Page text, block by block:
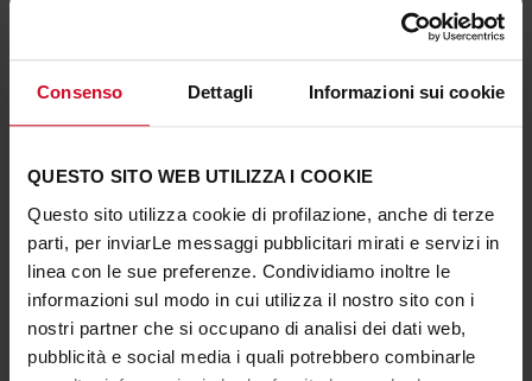
Consenso Dettagli Informazioni sui cookie
QUESTO SITO WEB UTILIZZA I COOKIE
Questo sito utilizza cookie di profilazione, anche di terze
parti, per inviarLe messaggi pubblicitari mirati e servizi in
linea con le sue preferenze. Condividiamo inoltre le
informazioni sul modo in cui utilizza il nostro sito con i
nostri partner che si occupano di analisi dei dati web,
pubblicità e social media i quali potrebbero combinarle
AUTO E MOTO